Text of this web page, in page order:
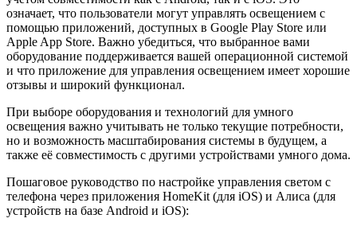
означает, что пользователи могут управлять освещением с
помощью приложений, доступных в Google Play Store или
Apple App Store. Важно убедиться, что выбранное вами
оборудование поддерживается вашей операционной системой
и что приложение для управления освещением имеет хорошие
отзывы и широкий функционал.
При выборе оборудования и технологий для умного
освещения важно учитывать не только текущие потребности,
но и возможность масштабирования системы в будущем, а
также её совместимость с другими устройствами умного дома.
Пошаговое руководство по настройке управления светом с
телефона через приложения HomeKit (для iOS) и Алиса (для
устройств на базе Android и iOS):